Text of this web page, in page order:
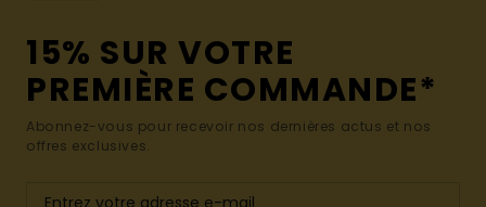
15% SUR VOTRE
PREMIÈRE COMMANDE*
Abonnez-vous pour recevoir nos dernières actus et nos
offres exclusives.